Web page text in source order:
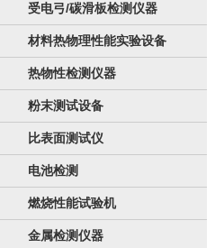
受电弓/碳滑板检测仪器
材料热物理性能实验设备
热物性检测仪器
粉末测试设备
比表面测试仪
电池检测
燃烧性能试验机
金属检测仪器